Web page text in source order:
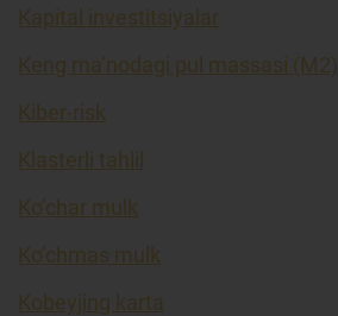
Kapital investitsiyalar
Keng ma’nodagi pul massasi (M2)
Kiber-risk
Klasterli tahlil
Ko’char mulk
Ko’chmas mulk
Kobeyjing karta